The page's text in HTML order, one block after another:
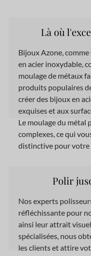
Là où
Bijoux Azone,comme
en acier inoxydable,
moulage de métaux
produits populaires
créer des bijoux en
exquises et aux
Le moulage du métal
complexes, ce qui
distinctive pour votre
Polir
Nos experts
réfléchissante pour
ainsi leur attrait
spécialisées, nous
les clients et attire